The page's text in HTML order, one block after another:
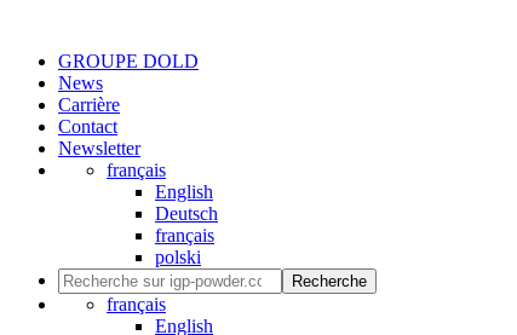
GROUPE DOLD
News
Carrière
Contact
Newsletter
français
English
Deutsch
français
polski
Recherche
français
English